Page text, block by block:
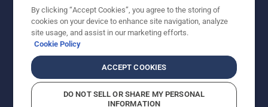
© Husqvarna® AB (publ). Alle Rechte vorbehalten. Die
Preisangaben sind unverbindliche Preisempfehlungen
von Husqvarna Schweiz AG an den teilnehmenden
Fachhandel, Preise in CHF inklusive 8,1% MWST und
unverbindliche Preisempfehlungen (inkl. MwSt), es sei
denn sie sind für den direkten Kauf verfügbar.
Cookie-RichtlinieNutzungsbedingungen Datenschutzerklärung
Vermutete Verstöße melden
By clicking “Accept Cookies”, you agree to the storing of
cookies on your device to enhance site navigation, analyze
site usage, and assist in our marketing efforts.
Cookie Policy
ACCEPT COOKIES
DO NOT SELL OR SHARE MY PERSONAL
INFORMATION